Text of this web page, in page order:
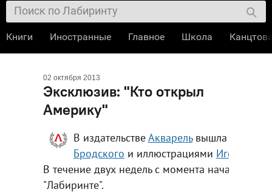
02 октября 2013
Эксклюзив: "Кто открыл
Америку"
В издательствеАкварельвышла книга "
Бродского и иллюстрациями Игоря
В течение двух недель с момента начала
"Лабиринте".
Книги Иностранные Главное Школа